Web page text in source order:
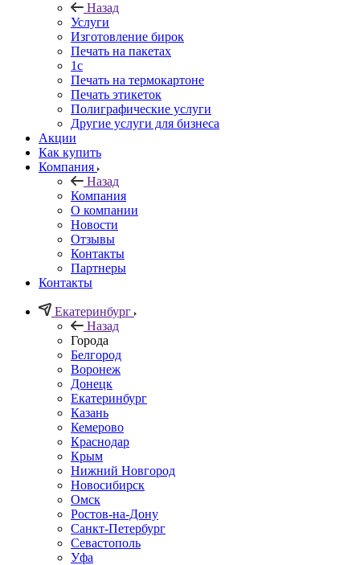
Назад
Услуги
Изготовление бирок
Печать на пакетах
1c
Печать на термокартоне
Печать этикеток
Полиграфические услуги
Другие услуги для бизнеса
Акции
Как купить
Компания
Назад
Компания
О компании
Новости
Отзывы
Контакты
Партнеры
Контакты
Екатеринбург
Назад
Города
Белгород
Воронеж
Донецк
Екатеринбург
Казань
Кемерово
Краснодар
Крым
Нижний Новгород
Новосибирск
Омск
Ростов-на-Дону
Санкт-Петербург
Севастополь
Уфа